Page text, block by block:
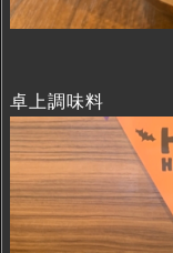
卓上調味料